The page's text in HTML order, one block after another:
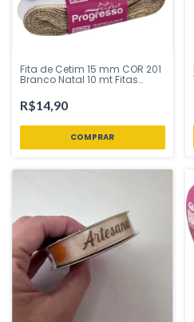
Fita de Cetim 15 mm COR 201
Branco Natal 10 mt Fitas
Loja
R$14,90